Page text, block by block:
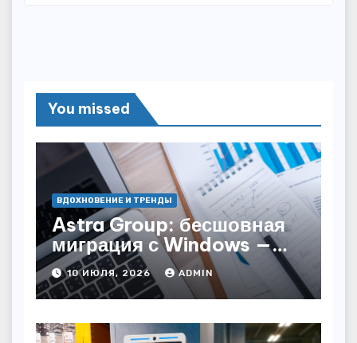
You missed
ВДОХНОВЕНИЕ И ТРЕНДЫ
Astra Group: бесшовная
миграция с Windows —
как сохранить бизнес-
непрерывность
10 ИЮЛЯ, 2026 ADMIN